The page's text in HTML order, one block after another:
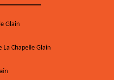
Glain
La Chapelle Glain